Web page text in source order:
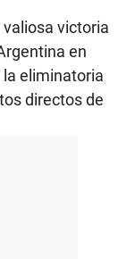
victoria
en
eliminatoria
directos de